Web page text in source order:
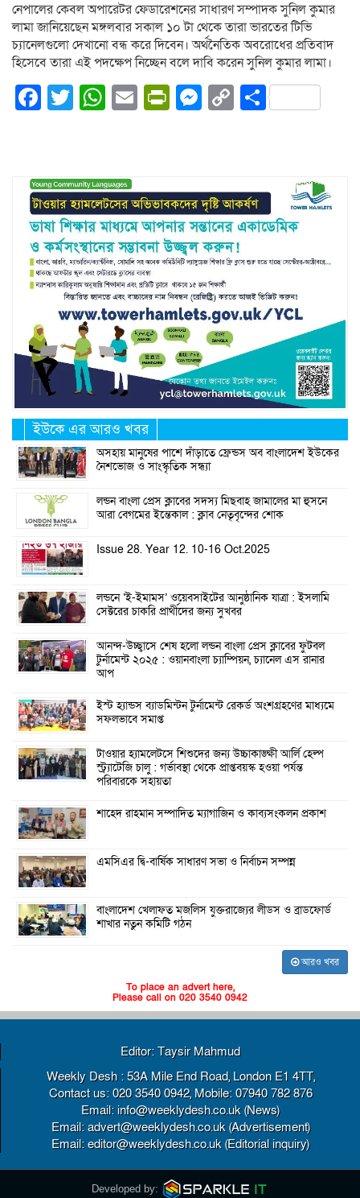
নেপালের কেবল অপারেটর ফেডারেশনের সাধারণ সম্পাদক সুনিল কুমার
লামা জানিয়েছেন মঙ্গলবার সকাল ১০ টা থেকে তারা ভারতের টিভি
চ্যানেলগুলো দেখানো বন্ধ করে দিবেন। অর্থনৈতিক অবরোধের প্রতিবাদ
হিসেবে তারা এই পদক্ষেপ নিচ্ছেন বলে দাবি করেন সুনিল কুমার লামা।
Facebook
Twitter
WhatsApp
EmailPrintFriendly
Messenger
CopyShare
ইউকে এর আরও খবর
অসহায় মানুষের পাশে দাঁড়াতে ফ্রেন্ডস অব বাংলাদেশ ইউকের
নৈশভোজ ও সাংস্কৃতিক সন্ধ্যা
লন্ডন বাংলা প্রেস ক্লাবের সদস্য মিছবাহ জামালের মা হুসনে
আরা বেগমের ইন্তেকাল : ক্লাব নেতৃবৃন্দের শোক
Issue 28. Year 12. 10-16 Oct.2025
লন্ডনে ‘ই-ইমামস’ ওয়েবসাইটের আনুষ্ঠানিক যাত্রা : ইসলামি
সেক্টরের চাকরি প্রার্থীদের জন্য সুখবর
আনন্দ-উচ্ছ্বাসে শেষ হলো লন্ডন বাংলা প্রেস ক্লাবের ফুটবল
টুর্নামেন্ট ২০২৫ : ওয়ানবাংলা চ্যাম্পিয়ন, চ্যানেল এস রানার
আপ
ইস্ট হ্যান্ডস ব্যাডমিন্টন টুর্নামেন্ট রেকর্ড অংশগ্রহণের মাধ্যমে
সফলভাবে সমাপ্ত
টাওয়ার হ্যামলেটসে শিশুদের জন্য উচ্চাকাঙ্ক্ষী আর্লি হেল্প
স্ট্র্যাটেজি চালু : গর্ভাবস্থা থেকে প্রাপ্তবয়স্ক হওয়া পর্যন্ত
পরিবারকে সহায়তা
শাহেদ রাহমান সম্পাদিত ম্যাগাজিন ও কাব্যসংকলন প্রকাশ
এমসিএর দ্বি-বার্ষিক সাধারণ সভা ও নির্বাচন সম্পন্ন
বাংলাদেশ খেলাফত মজলিস যুক্তরাজ্যের লীডস ও ব্রাডফোর্ড
শাখার নতুন কমিটি গঠন
আরও খবর
To place an advert here,
Please call on 020 3540 0942
Editor: Taysir Mahmud
Weekly Desh : 53A Mile End Road, London E1 4TT,
Contact us: 020 3540 0942, Mobile: 07940 782 876
Email: info@weeklydesh.co.uk (News)
Email: advert@weeklydesh.co.uk (Advertisement)
Email: editor@weeklydesh.co.uk (Editorial inquiry)
Developed by: